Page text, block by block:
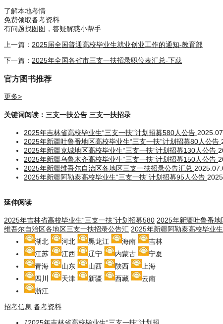
了解本地考情
免费领取备考资料
有问题找图图，答疑解惑小帮手
上一篇： 2025届全国普通高校毕业生就业创业工作的通知-教育部
下一篇： 2025年全国各省市三支一扶招录职位表汇总-下载
官方图书推荐
更多>
关键词阅读： 三支一扶公告 三支一扶招录
2025年吉林省高校毕业生“三支一扶”计划招募580人公告
2025年新疆吐鲁番地区高校毕业生“三支一扶”计划招募80人公告
2025年新疆克城地区高校毕业生“三支一扶”计划招募130人公告
2025年新疆乌鲁木齐高校毕业生“三支一扶”计划招募150人公告
2025年新疆维吾尔自治区各地区三支一扶招录公告汇总
2025年新疆阿勒泰高校毕业生“三支一扶”计划招募95人公告
延伸阅读
2025年吉林省高校毕业生“三支一扶”计划招募580 2025年新疆吐鲁番地
维吾尔自治区各地区三支一扶招录公告汇 2025年新疆阿勒泰高校毕业
湖北 河北 黑龙江 海南
吉林
江苏
江西 辽宁 内蒙古
宁夏
青海
山东 山西 陕西
上海
四川
天津 新疆 西藏
云南
浙江
招考信息 备考资料